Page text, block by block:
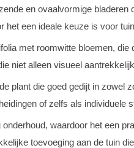
en ovaalvormige bladeren
het een ideale keuze is voor
met roomwitte bloemen,
niet alleen visueel
plant die goed gedijt in zowel
of zelfs als individuele
waardoor het een
toevoeging aan de tuin